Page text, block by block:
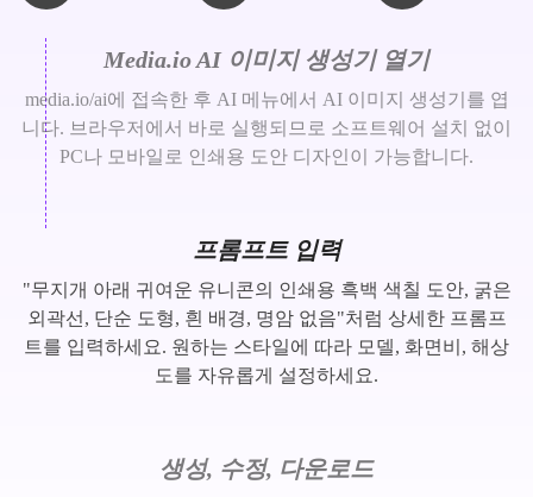
Media.io AI 이미지 생성기 열기
media.io/ai에 접속한 후 AI 메뉴에서 AI 이미지 생성기를 엽
니다. 브라우저에서 바로 실행되므로 소프트웨어 설치 없이
PC나 모바일로 인쇄용 도안 디자인이 가능합니다.
프롬프트 입력
"무지개 아래 귀여운 유니콘의 인쇄용 흑백 색칠 도안, 굵은
외곽선, 단순 도형, 흰 배경, 명암 없음"처럼 상세한 프롬프
트를 입력하세요. 원하는 스타일에 따라 모델, 화면비, 해상
도를 자유롭게 설정하세요.
생성, 수정, 다운로드